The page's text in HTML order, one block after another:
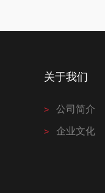
关于我们
公司简介
企业文化